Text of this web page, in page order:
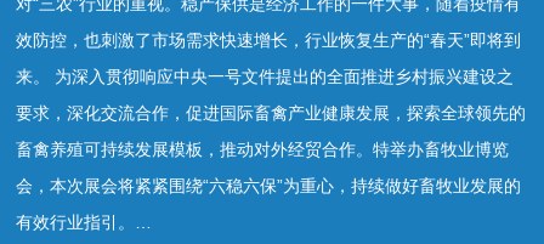
效防控，也刺激了市场需求快速增长，行业恢复生产的“春天”即将到
来。 为深入贯彻响应中央一号文件提出的全面推进乡村振兴建设之
要求，深化交流合作，促进国际畜禽产业健康发展，探索全球领先的
畜禽养殖可持续发展模板，推动对外经贸合作。特举办畜牧业博览
会，本次展会将紧紧围绕“六稳六保”为重心，持续做好畜牧业发展的
有效行业指引。…